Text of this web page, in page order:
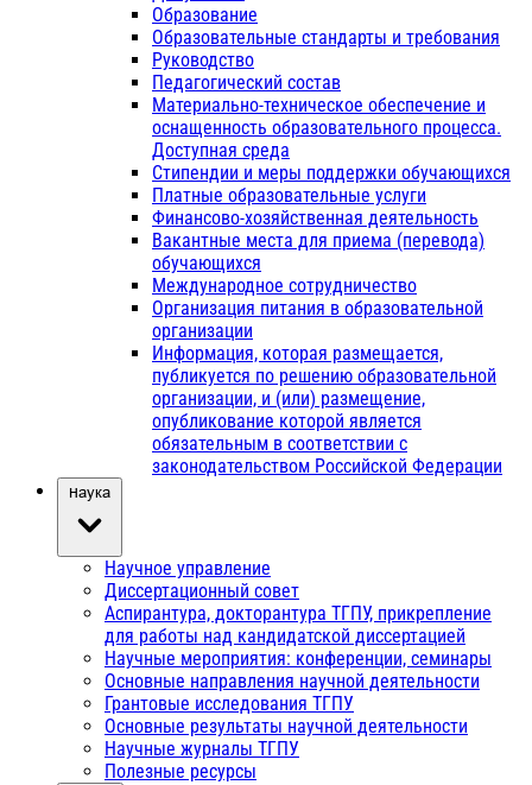
Образование
Образовательные стандарты и требования
Руководство
Педагогический состав
Материально-техническое обеспечение и
оснащенность образовательного процесса.
Доступная среда
Стипендии и меры поддержки обучающихся
Платные образовательные услуги
Финансово-хозяйственная деятельность
Вакантные места для приема (перевода)
обучающихся
Международное сотрудничество
Организация питания в образовательной
организации
Информация, которая размещается,
публикуется по решению образовательной
организации, и (или) размещение,
опубликование которой является
обязательным в соответствии с
законодательством Российской Федерации
Наука
Научное управление
Диссертационный совет
Аспирантура, докторантура ТГПУ, прикрепление
для работы над кандидатской диссертацией
Научные мероприятия: конференции, семинары
Основные направления научной деятельности
Грантовые исследования ТГПУ
Основные результаты научной деятельности
Научные журналы ТГПУ
Полезные ресурсы